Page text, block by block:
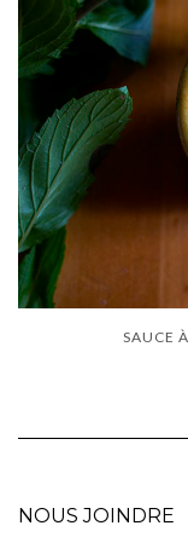
SAUCE
NOUS JOINDRE